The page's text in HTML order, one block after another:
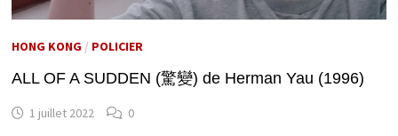
HONG KONG/ POLICIER
ALL OF A SUDDEN (驚變) de Herman Yau (1996)
1 juillet 2022 0